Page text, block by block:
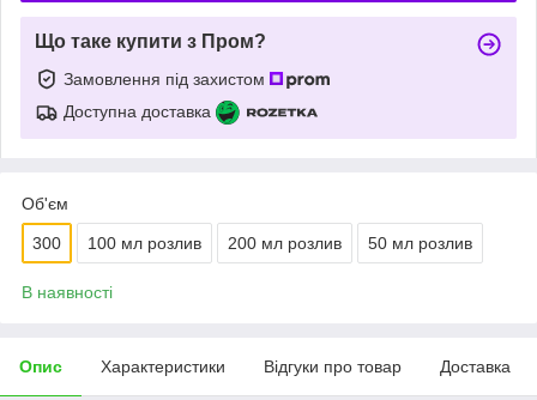
Що таке купити з Пром?
Замовлення під захистом
Доступна доставка
Об'єм
300 100 мл розлив 200 мл розлив 50 мл розлив
В наявності
Опис Характеристики Відгуки про товар Доставка